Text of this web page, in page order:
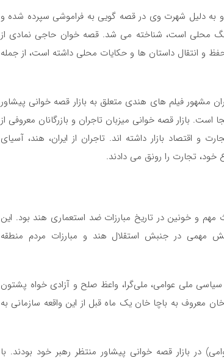
و به دلیل شهرت وی در قصه‌ گویی به فراموشی سپرده شده و
محلی است، شناخته می ‌شد. قصه ‌خوان حاجی نمادی از
و انتقال داستان ‌ها و حکایات محلی داشته است، از جمله
مشهور فیلم های هندی متعلق به بازار قصه خوانی پیشاور
بازار قصه خوانی میزبان تاجران و بازرگانان معروفی از
اقتصاد بازار داشته‌ اند. تاجران از ایران، هند، آسیای
خود، تجارت را رونق می‌ دادند.
حوادث مهم و خونین در تاریخ مبارزات ضد استعماری هند بود. این
مهمی در جنبش استقلال هند و مبارزات مردم منطقه
موسس حزب سیاسی ملی عوامی، ملی‌گرا، واعظ صلح و آزادی ‌خواه پشتون
معروف به باچا خان یک ماه قبل از این واقعه سازمانی به
در بازار قصه خوانی پیشاور منتظر رهبر خود بودند. با